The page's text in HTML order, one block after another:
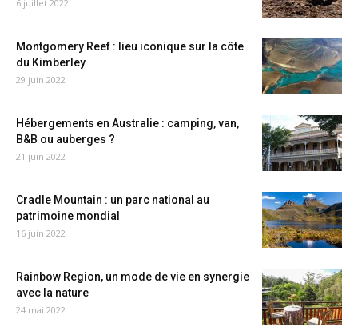
6 juillet 2022
Montgomery Reef : lieu iconique sur la côte
du Kimberley
29 juin 2022
Hébergements en Australie : camping, van,
B&B ou auberges ?
21 juin 2022
Cradle Mountain : un parc national au
patrimoine mondial
16 juin 2022
Rainbow Region, un mode de vie en synergie
avec la nature
24 mai 2022